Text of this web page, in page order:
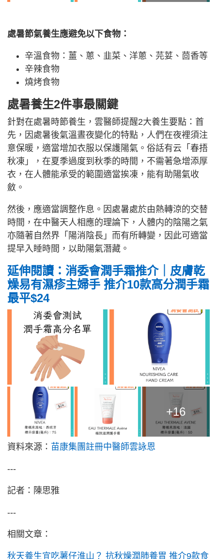
處暑節氣養生應避免以下食物：
辛溫食物：薑、蔥、韭菜、洋蔥、芫荽、茴香等
辛辣食物
燒烤食物
處暑養生2件事最關鍵
針對在處暑時節養生，雲醫師提醒2大養生要點：首
先，因處暑後氣溫晝夜變化的特點，人們在夜裡須注
意保暖，適當增加衣服以保護陽氣。俗話有云「春捂
秋凍」，在夏季過度到秋季的時間，不需著急增添厚
衣，在人體能承受的範圍適當挨凍，能有助陽氣收
斂。
然後，應適當調整作息。因處暑處於由熱轉涼的交替
時間，在中醫天人相應的理論下，人體内的陰陽之氣
亦隨著自然界「陽消陰長」而有所轉變，因此可適當
提早入睡時間，以助陽氣潛藏。
延伸閱讀：消委會潤手霜推介｜皮膚乾
燥易有濕疹主婦手 推介10款高分潤手霜
最平$24
+16
資料來源： 苗康集團註冊中醫師雲詠恩
---
記者：陳思雅
---
相關文章：
秋天養生宜吃薯仔淮山？ 抗秋燥潤肺養胃 推介9款食